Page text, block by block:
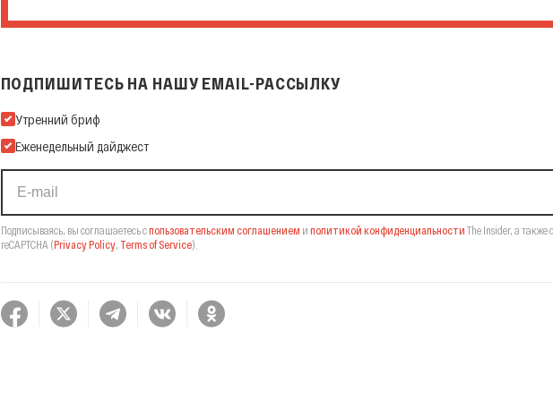
ПОДПИШИТЕСЬ НА НАШУ EMAIL-РАССЫЛКУ
Подпишитесь на нашу Email-рассылку
Утренний бриф
Еженедельный дайджест
Подписываясь, вы соглашаетесь спользовательским соглашением и политикой конфиденциальности The Insider, а также
reCAPTCHA (Privacy Policy, Terms of Service).